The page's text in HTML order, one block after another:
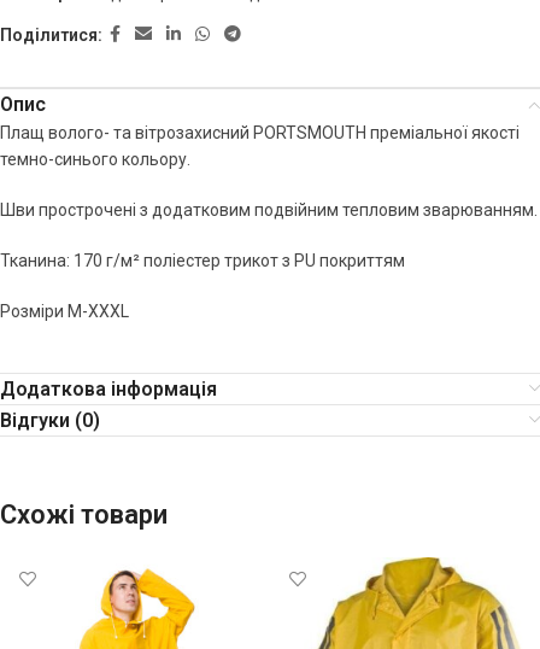
Поділитися:
Опис
Плащ волого- та вітрозахисний PORTSMOUTH преміальної якості
темно-синього кольору.
Шви прострочені з додатковим подвійним тепловим зварюванням.
Тканина: 170 г/м² поліестер трикот з PU покриттям
Розміри М-XXXL
Додаткова інформація
Відгуки (0)
Схожі товари